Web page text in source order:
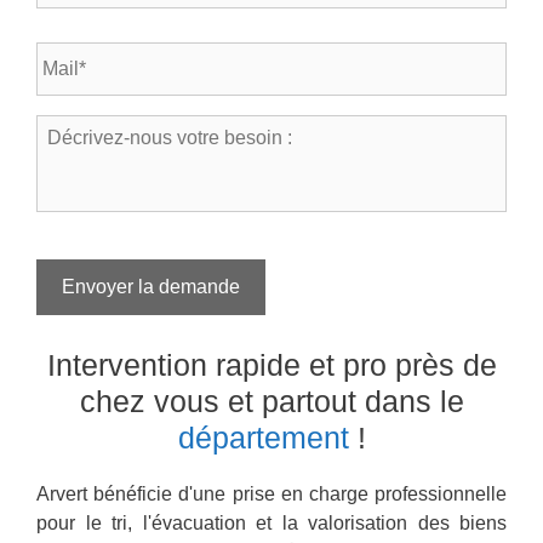
s
a
*
p
h
o
n
E
a
D
-
t
r
e
Envoyer la demande
Intervention rapide et pro près de
chez vous et partout dans le
département!
Arvert bénéficie d'une prise en charge professionnelle
pour le tri, l'évacuation et la valorisation des biens